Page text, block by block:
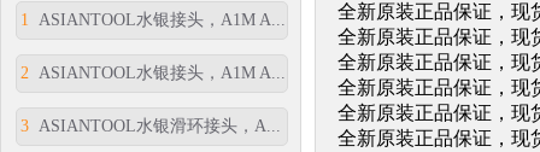
1 ASIANTOOL水银接头，A1M A...
2 ASIANTOOL水银接头，A1M A...
3 ASIANTOOL水银滑环接头，A...
全新原装正品保证，现
全新原装正品保证，现
全新原装正品保证，现
全新原装正品保证，现
全新原装正品保证，现
全新原装正品保证，现